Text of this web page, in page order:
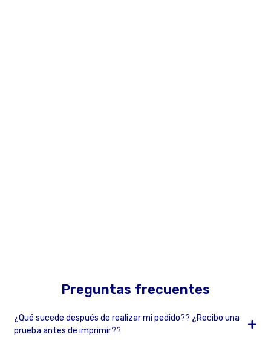
Preguntas frecuentes
¿Qué sucede después de realizar mi pedido?? ¿Recibo una
prueba antes de imprimir??